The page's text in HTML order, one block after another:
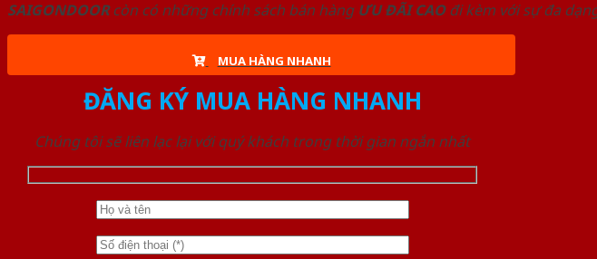
SAIGONDOORcòn có những chính sách bán hàng ƯU ĐÃI CAOđi kèm với sự đa
MUA HÀNG NHANH
ĐĂNG KÝ MUA HÀNG NHANH
Chúng tôi sẽ liên lạc lại với quý khách trong thời gian ngắn nhất